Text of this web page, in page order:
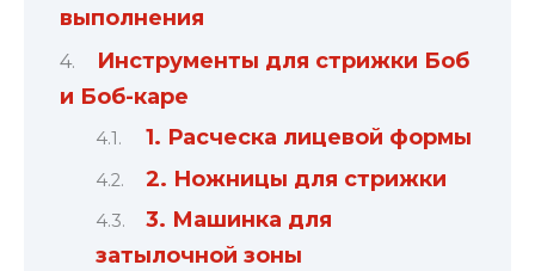
выполнения
Инструменты для стрижки Боб
и Боб-каре
1. Расческа лицевой формы
2. Ножницы для стрижки
3. Машинка для
затылочной зоны